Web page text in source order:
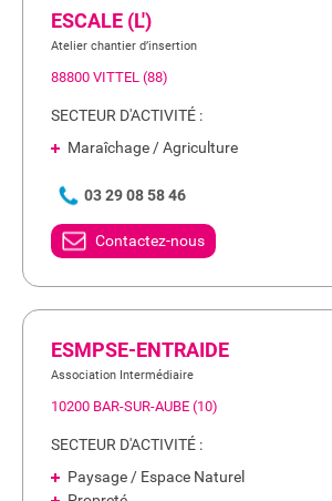
ESCALE (L')
Atelier chantier d’insertion
88800 VITTEL (88)
SECTEUR D'ACTIVITÉ :
Maraîchage / Agriculture
03 29 08 58 46
Contactez-nous
ESMPSE-ENTRAIDE
Association Intermédiaire
10200 BAR-SUR-AUBE (10)
SECTEUR D'ACTIVITÉ :
Paysage / Espace Naturel